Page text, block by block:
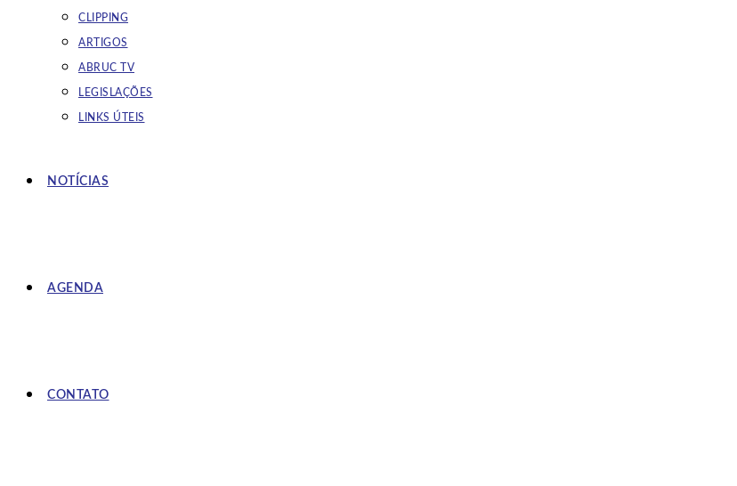
CLIPPING
ARTIGOS
ABRUC TV
LEGISLAÇÕES
LINKS ÚTEIS
NOTÍCIAS
AGENDA
CONTATO